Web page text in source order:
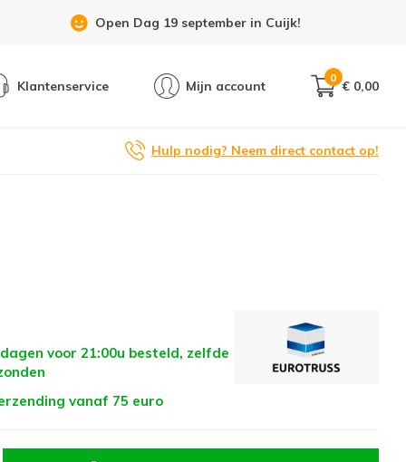
Showroom 6 dagen per week geopend!
Klantenservice Mijn account
0
€ 0,00
Hulp nodig? Neem direct contact op!
voor 21:00u besteld, zelfde
vanaf 75 euro